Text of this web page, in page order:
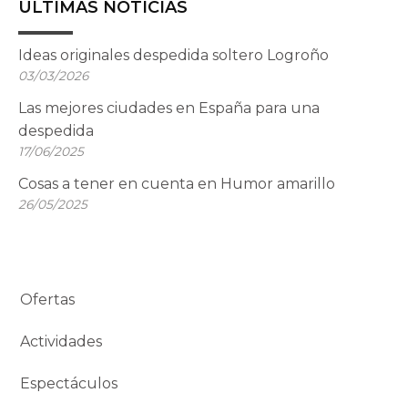
ÚLTIMAS NOTICIAS
Ideas originales despedida soltero Logroño
03/03/2026
Las mejores ciudades en España para una
despedida
17/06/2025
Cosas a tener en cuenta en Humor amarillo
26/05/2025
Ofertas
Actividades
Espectáculos